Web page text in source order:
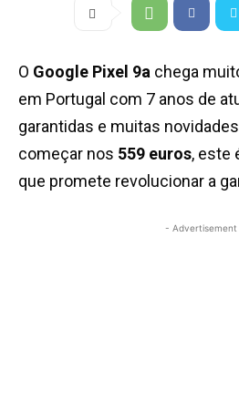
O Google Pixel 9a chega
em Portugal com 7 anos de
garantidas e muitas
começar nos 559 euros, este
que promete revolucionar a
- Advertisement